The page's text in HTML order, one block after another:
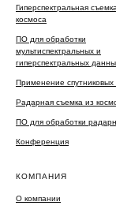
Гиперспектральная съемка
космоса
ПО для обработки
мультиспектральных и
гиперспектральных
Применение спутниковых
Радарная съемка из
ПО для обработки
Конференция
КОМПАНИЯ
О компании